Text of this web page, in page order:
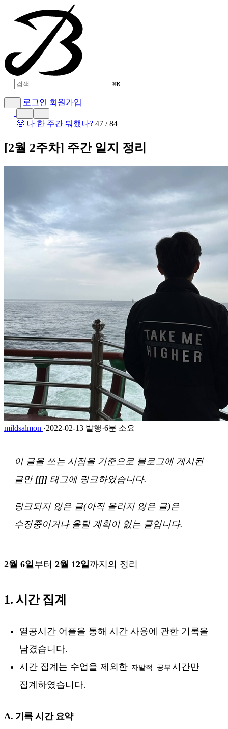
⌘K
로그인 회원가입
😤 나 한 주간 뭐했나? 47 / 84
[2월 2주차] 주간 일지 정리
mildsalmon ·2022-02-13 발행·6분 소요
이 글을 쓰는 시점을 기준으로 블로그에 게시된
글만 [[]] 태그에 링크하였습니다.
링크되지 않은 글(아직 올리지 않은 글)은
수정중이거나 올릴 계획이 없는 글입니다.
2월 6일부터 2월 12일까지의 정리
1. 시간 집계
열공시간 어플을 통해 시간 사용에 관한 기록을
남겼습니다.
시간 집계는 수업을 제외한 자발적 공부시간만
집계하였습니다.
A. 기록 시간 요약